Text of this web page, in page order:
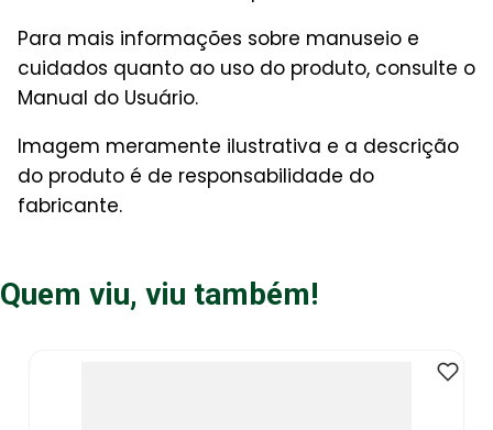
Para mais informações sobre manuseio e
cuidados quanto ao uso do produto, consulte o
Manual do Usuário.
Imagem meramente ilustrativa e a descrição
do produto é de responsabilidade do
fabricante.
Quem viu, viu também!